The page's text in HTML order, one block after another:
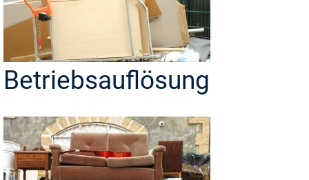
Betriebsauflösung